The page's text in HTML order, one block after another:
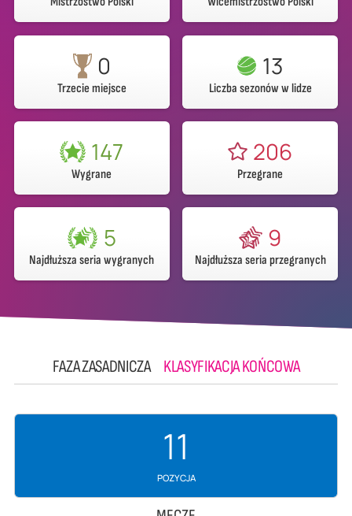
0
Trzecie miejsce
13
Liczba sezonów w lidze
147
Wygrane
206
Przegrane
5
Najdłuższa seria wygranych
9
Najdłuższa seria przegranych
FAZA ZASADNICZA KLASYFIKACJA KOŃCOWA
11
POZYCJA